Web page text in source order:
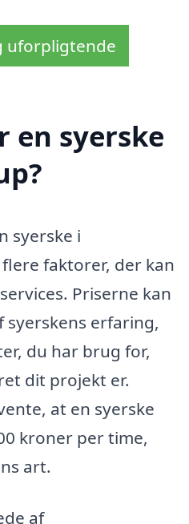
uforpligtende
en syerske
syerske i
faktorer, der kan
Priserne kan
erfaring,
du har brug for,
dit projekt er.
at en syerske
kroner per time,
art.
af